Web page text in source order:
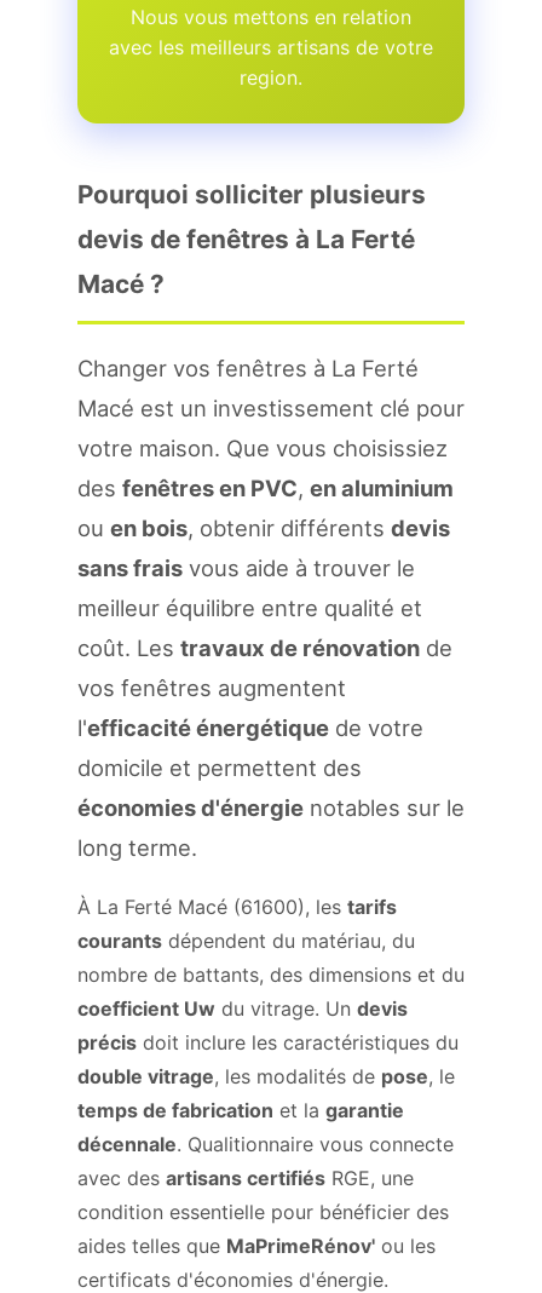
Nous vous mettons en relation
avec les meilleurs artisans de votre
region.
Pourquoi solliciter plusieurs
devis de fenêtres à La Ferté
Macé ?
Changer vos fenêtres à La Ferté
Macé est un investissement clé pour
votre maison. Que vous choisissiez
des fenêtres en PVC, en aluminium
ou en bois, obtenir différents devis
sans frais vous aide à trouver le
meilleur équilibre entre qualité et
coût. Les travaux de rénovation de
vos fenêtres augmentent
l'efficacité énergétique de votre
domicile et permettent des
économies d'énergie notables sur le
long terme.
À La Ferté Macé (61600), les tarifs
courants dépendent du matériau, du
nombre de battants, des dimensions et du
coefficient Uw du vitrage. Un devis
précis doit inclure les caractéristiques du
double vitrage, les modalités de pose, le
temps de fabrication et la garantie
décennale. Qualitionnaire vous connecte
avec des artisans certifiés RGE, une
condition essentielle pour bénéficier des
aides telles que MaPrimeRénov' ou les
certificats d'économies d'énergie.